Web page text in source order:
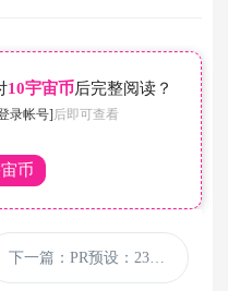
10宇宙币后完整阅读？
录帐号]后即可查看
币
下一篇：PR预设：230个Premiere图形元素转场动画